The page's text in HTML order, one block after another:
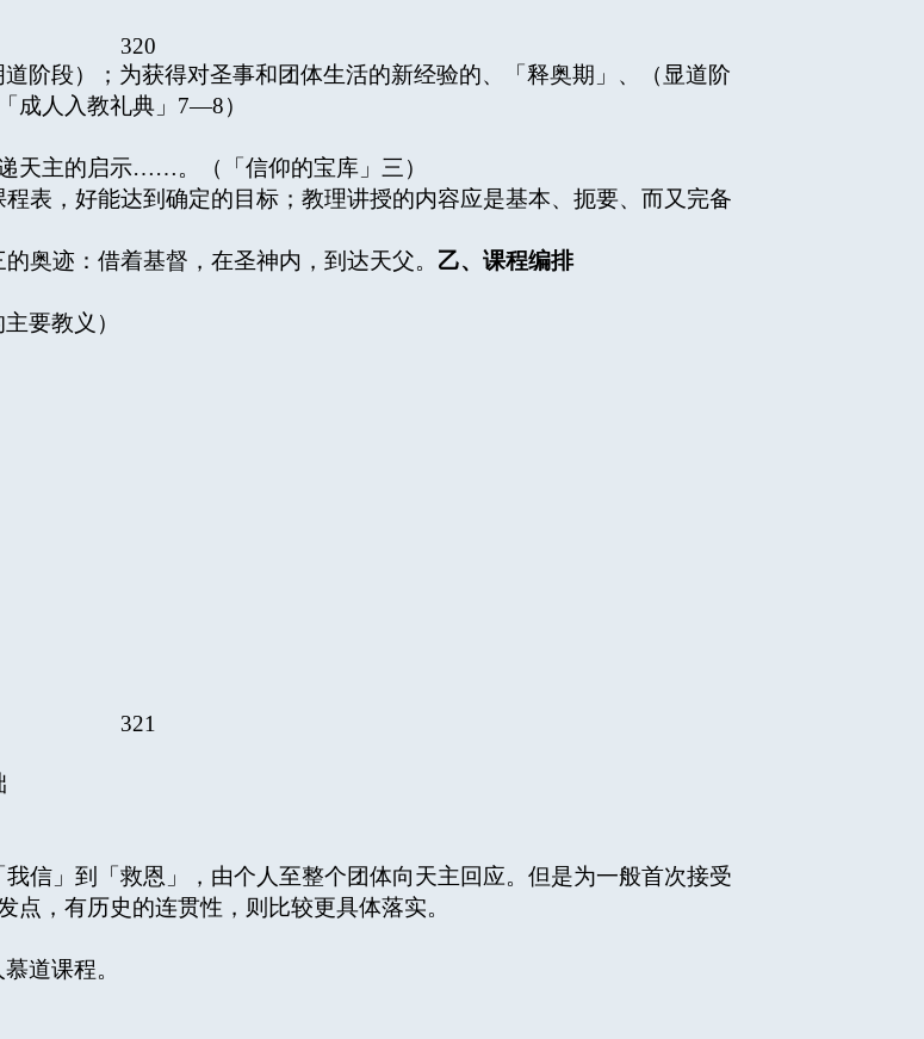
320
阶段）；为获得对圣事和团体生活的新经验的、「释奥期」、（显道阶
成人入教礼典」7—8）
主的启示……。（「信仰的宝库」三）
表，好能达到确定的目标；教理讲授的内容应是基本、扼要、而又完备
奥迹：借着基督，在圣神内，到达天父。 乙、课程编排
要教义）
321
信」到「救恩」，由个人至整个团体向天主回应。但是为一般首次接受
，有历史的连贯性，则比较更具体落实。
道课程。